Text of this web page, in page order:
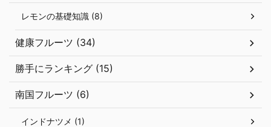
レモンの基礎知識 (8)
健康フルーツ (34)
勝手にランキング (15)
南国フルーツ (6)
インドナツメ (1)